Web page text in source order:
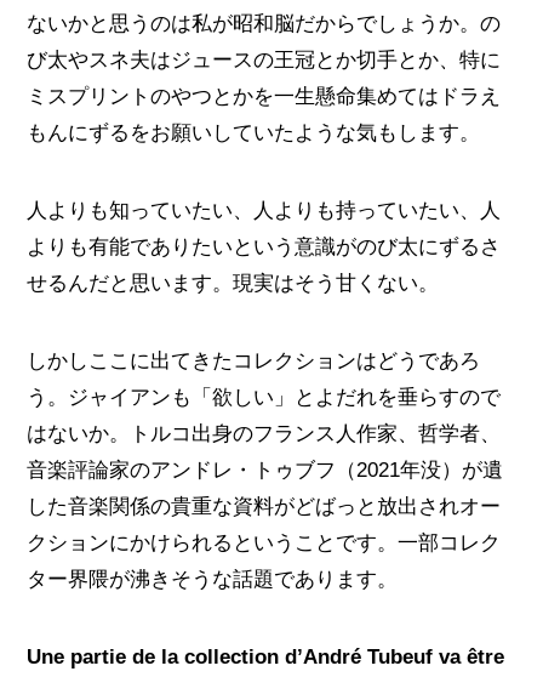
ないかと思うのは私が昭和脳だからでしょうか。の
び太やスネ夫はジュースの王冠とか切手とか、特に
ミスプリントのやつとかを一生懸命集めてはドラえ
もんにずるをお願いしていたような気もします。
人よりも知っていたい、人よりも持っていたい、人
よりも有能でありたいという意識がのび太にずるさ
せるんだと思います。現実はそう甘くない。
しかしここに出てきたコレクションはどうであろ
う。ジャイアンも「欲しい」とよだれを垂らすので
はないか。トルコ出身のフランス人作家、哲学者、
音楽評論家のアンドレ・トゥブフ（2021年没）が遺
した音楽関係の貴重な資料がどばっと放出されオー
クションにかけられるということです。一部コレク
ター界隈が沸きそうな話題であります。
Une partie de la collection d’André Tubeuf va être